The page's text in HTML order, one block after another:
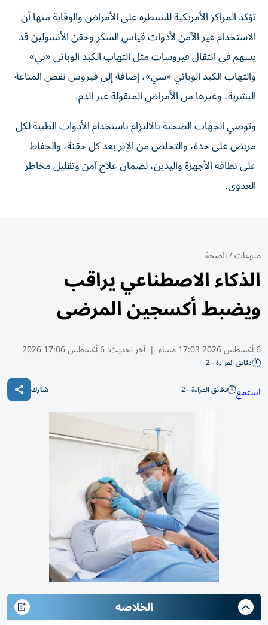
تؤكد المراكز الأمريكية للسيطرة على الأمراض والوقاية منها أن
الاستخدام غير الآمن لأدوات قياس السكر وحقن الأنسولين قد
يسهم في انتقال فيروسات مثل التهاب الكبد الوبائي «بي»
والتهاب الكبد الوبائي «سي»، إضافة إلى فيروس نقص المناعة
البشرية، وغيرها من الأمراض المنقولة عبر الدم.
وتوصي الجهات الصحية بالالتزام باستخدام الأدوات الطبية لكل
مريض على حدة، والتخلص من الإبر بعد كل حقنة، والحفاظ
على نظافة الأجهزة واليدين، لضمان علاج آمن وتقليل مخاطر
العدوى.
منوعات/الصحة
الذكاء الاصطناعي يراقب
ويضبط أكسجين المرضى
6 أغسطس 2026 17:03 مساء | آخر تحديث:6 أغسطس 17:06 2026
دقائق القراءة - 2
استمع دقائق القراءة - 2 شارك
الخلاصه